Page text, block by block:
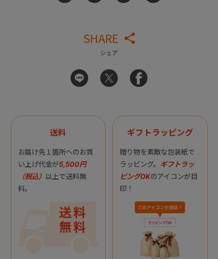
SHARE
シェア
送料
お届け先１箇所へのお買
い上げ代金が5,500円
（税込） 以上で送料無
料。
ギフトラッピング
贈り物を素敵な包装紙で
ラッピング。 ギフトラッ
ピングOKのアイコンが目
印！